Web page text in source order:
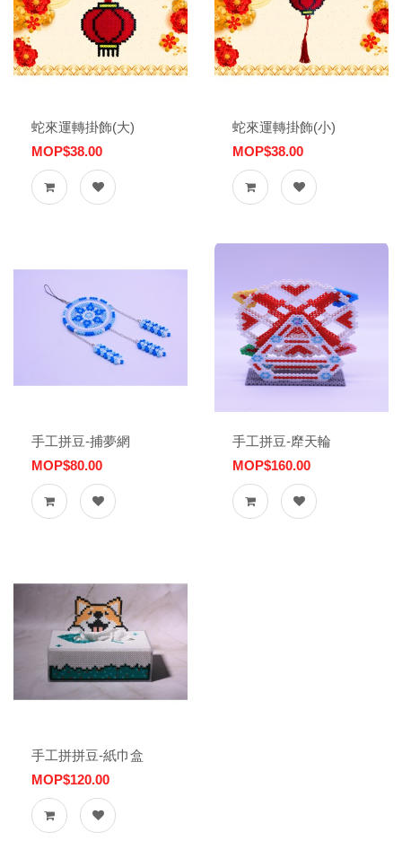
蛇來運轉掛飾(大)
MOP$38.00
蛇來運轉掛飾(小)
MOP$38.00
手工拼豆-捕夢網
MOP$80.00
手工拼豆-犘天輪
MOP$160.00
手工拼拼豆-紙巾盒
MOP$120.00